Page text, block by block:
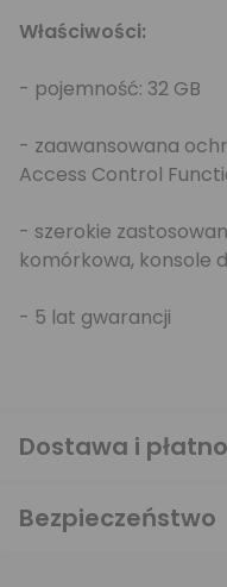
Właściwości:
- pojemność: 32 GB
- zaawansowana
Access Control
- szerokie
komórkowa, konsole
- 5 lat gwarancji
Dostawa i
Bezpieczeństwo